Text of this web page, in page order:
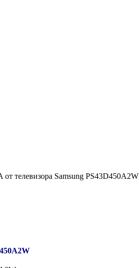
телевизора Samsung PS43D450A2W